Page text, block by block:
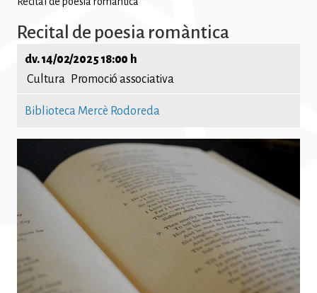
d'ariadna
Recital de poesia romàntica
dv. 14/02/2025 18:00 h
Cultura
Promoció associativa
Biblioteca Mercè Rodoreda